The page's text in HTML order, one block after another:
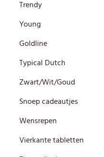
Trendy
Young
Goldline
Typical Dutch
Zwart/Wit/Goud
Snoep cadeautjes
Wensrepen
Vierkante tabletten